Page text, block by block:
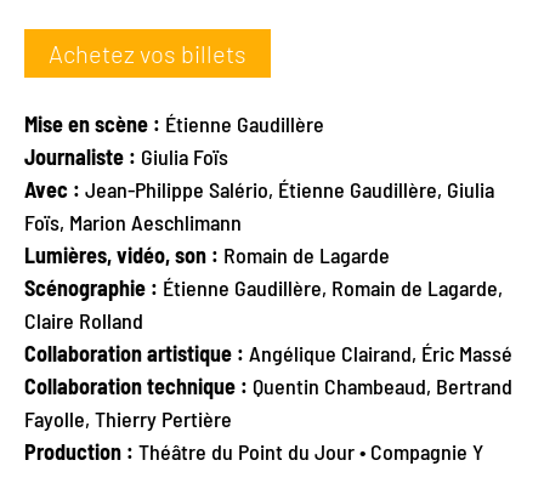
Achetez vos billets
Mise en scène : Étienne Gaudillère
Journaliste : Giulia Foïs
Avec : Jean-Philippe Salério, Étienne Gaudillère, Giulia
Foïs, Marion Aeschlimann
Lumières, vidéo, son : Romain de Lagarde
Scénographie : Étienne Gaudillère, Romain de Lagarde,
Claire Rolland
Collaboration artistique : Angélique Clairand, Éric Massé
Collaboration technique : Quentin Chambeaud, Bertrand
Fayolle, Thierry Pertière
Production : Théâtre du Point du Jour • Compagnie Y